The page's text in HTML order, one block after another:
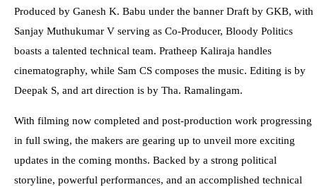
Produced by Ganesh K. Babu under the banner Draft by GKB, with
Sanjay Muthukumar V serving as Co-Producer, Bloody Politics
boasts a talented technical team. Pratheep Kaliraja handles
cinematography, while Sam CS composes the music. Editing is by
Deepak S, and art direction is by Tha. Ramalingam.
With filming now completed and post-production work progressing
in full swing, the makers are gearing up to unveil more exciting
updates in the coming months. Backed by a strong political
storyline, powerful performances, and an accomplished technical